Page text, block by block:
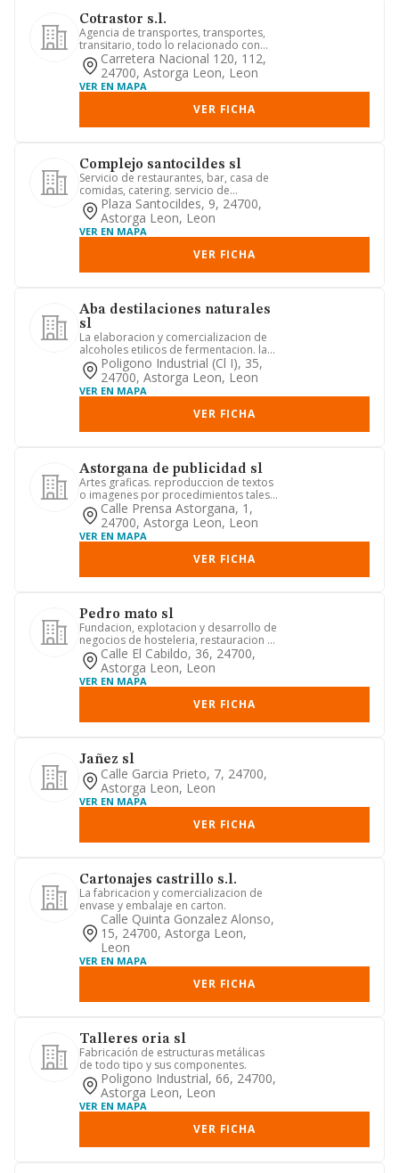
Cotrastor s.l.
Agencia de transportes, transportes,
transitario, todo lo relacionado con
tema de transportes. esta...
Carretera Nacional 120, 112,
24700, Astorga Leon, Leon
VER EN MAPA
VER FICHA
Complejo santocildes sl
Servicio de restaurantes, bar, casa de
comidas, catering. servicio de
cafeterias. salas de fiesta, ...
Plaza Santocildes, 9, 24700,
Astorga Leon, Leon
VER EN MAPA
VER FICHA
Aba destilaciones naturales
sl
La elaboracion y comercializacion de
alcoholes etilicos de fermentacion. la
destilacion y rectifica...
Poligono Industrial (cl I), 35,
24700, Astorga Leon, Leon
VER EN MAPA
VER FICHA
Astorgana de publicidad sl
Artes graficas. reproduccion de textos
o imagenes por procedimientos tales
como multicopistas, foto...
Calle Prensa Astorgana, 1,
24700, Astorga Leon, Leon
VER EN MAPA
VER FICHA
Pedro mato sl
Fundacion, explotacion y desarrollo de
negocios de hosteleria, restauracion y
hospedaje en cualquie...
Calle El Cabildo, 36, 24700,
Astorga Leon, Leon
VER EN MAPA
VER FICHA
Jañez sl
Calle Garcia Prieto, 7, 24700,
Astorga Leon, Leon
VER EN MAPA
VER FICHA
Cartonajes castrillo s.l.
La fabricacion y comercializacion de
envase y embalaje en carton.
Calle Quinta Gonzalez Alonso,
15, 24700, Astorga Leon,
Leon
VER EN MAPA
VER FICHA
Talleres oria sl
Fabricación de estructuras metálicas
de todo tipo y sus componentes.
Poligono Industrial, 66, 24700,
Astorga Leon, Leon
VER EN MAPA
VER FICHA